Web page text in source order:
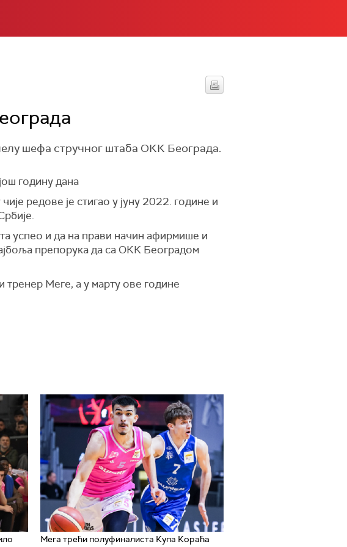
шефа стручног штаба ОКК Београда.
годину дана
редове је стигао у јуну 2022. године и
успео и да на прави начин афирмише и
препорука да са ОКК Београдом
Меге, а у марту ове године
Мега трећи полуфиналиста Купа Кораћа